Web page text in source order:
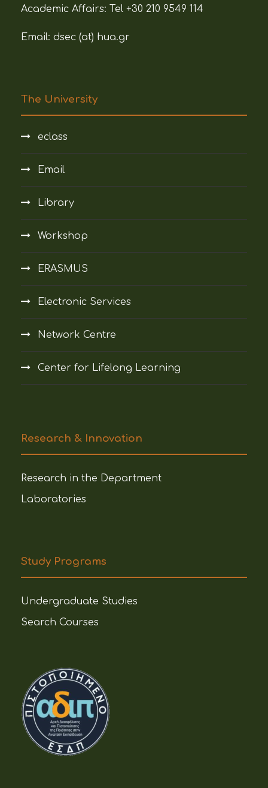
Academic Affairs: Tel +30 210 9549 114
Email: dsec (at) hua.gr
The University
eclass
Email
Library
Workshop
ERASMUS
Electronic Services
Network Centre
Center for Lifelong Learning
Research & Innovation
Research in the Department
Laboratories
Study Programs
Undergraduate Studies
Search Courses